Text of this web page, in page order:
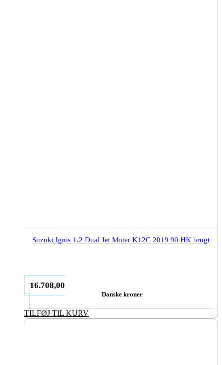
Suzuki Ignis 1.2 Dual Jet Moter K12C 2019 90 HK brugt
16.708,00
Danske kroner
TILFØJ TIL KURV